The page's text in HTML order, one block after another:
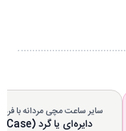
سایر ساعت مچی مردانه با
دایره‌ای یا گرد (Round Case)